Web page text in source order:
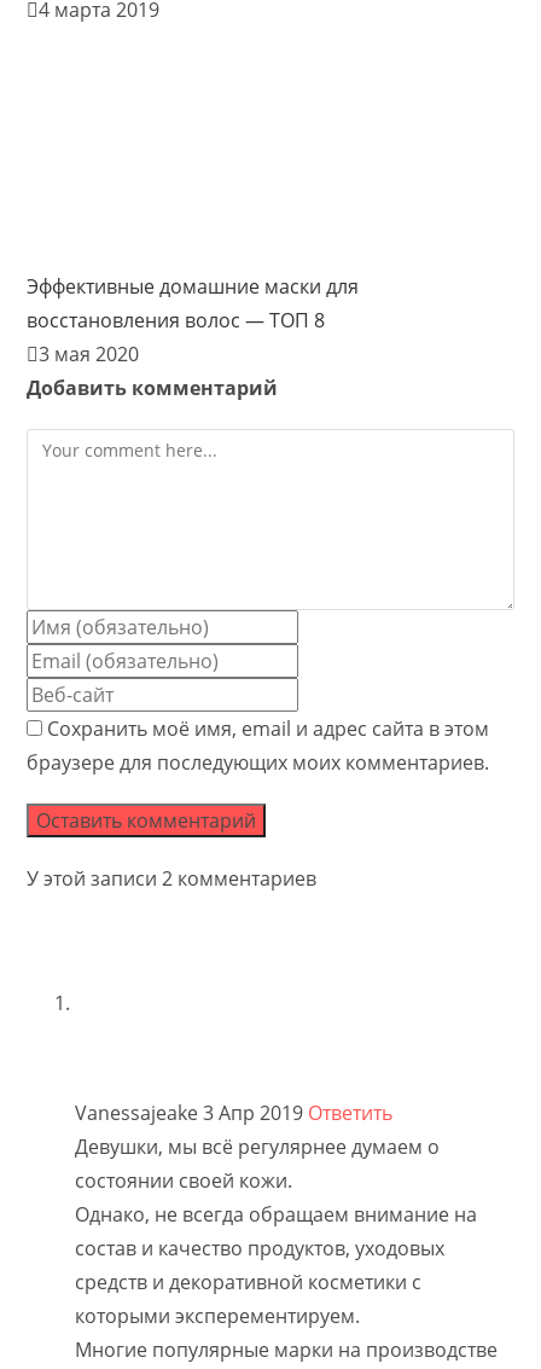
4 марта 2019
Эффективные домашние маски для
восстановления волос — ТОП 8
3 мая 2020
Добавить комментарий
Comment
Enter
your
name
or
username
to
comment
Enter
your
email
address
to
comment
Enter
your
website
URL
(optional)
Сохранить моё имя, email и адрес сайта в этом
браузере для последующих моих комментариев.
У этой записи 2 комментариев
Vanessajeake3 Апр 2019 Ответить
Девушки, мы всё регулярнее думаем о
состоянии своей кожи.
Однако, не всегда обращаем внимание на
состав и качество продуктов, уходовых
средств и декоративной косметики с
которыми эксперементируем.
Многие популярные марки на производстве